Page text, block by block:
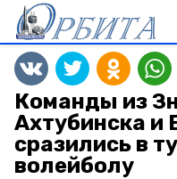
Команды из
Ахтубинска и
сразились в
волейболу